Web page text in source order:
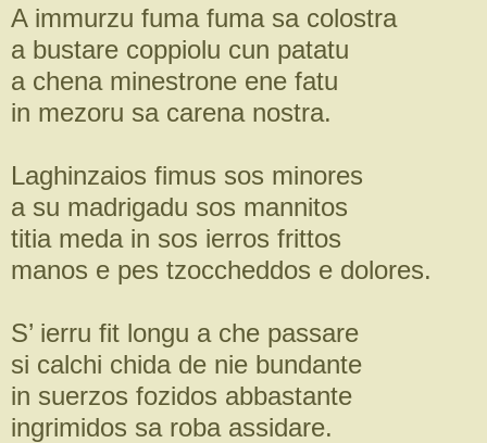
A immurzu fuma fuma sa colostra
a bustare coppiolu cun patatu
a chena minestrone ene fatu
in mezoru sa carena nostra.
Laghinzaios fimus sos minores
a su madrigadu sos mannitos
titia meda in sos ierros frittos
manos e pes tzoccheddos e dolores.
S’ ierru fit longu a che passare
si calchi chida de nie bundante
in suerzos fozidos abbastante
ingrimidos sa roba assidare.